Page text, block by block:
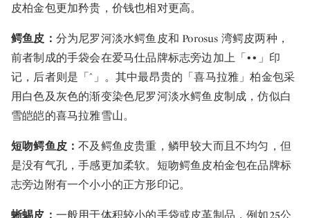
皮柏金包更加矜贵，价钱也相对更高。
鳄鱼皮： 分为尼罗河淡水鳄鱼皮和 Porosus 湾鳄皮两种，
前者制成的手袋会在爱马仕品牌标志旁边加上「••」印
记，后者则是「^」。其中最昂贵的「喜马拉雅」柏金包采
用白色及灰色的渐变染色尼罗河淡水鳄鱼皮制成，仿似白
雪皑皑的喜马拉雅雪山。
短吻鳄鱼皮：不及鳄鱼皮贵重，鳞甲较大而且不均匀，但
是没有气孔，手感更加柔软。短吻鳄鱼皮柏金包在品牌标
志旁边附有一个小小的正方形印记。